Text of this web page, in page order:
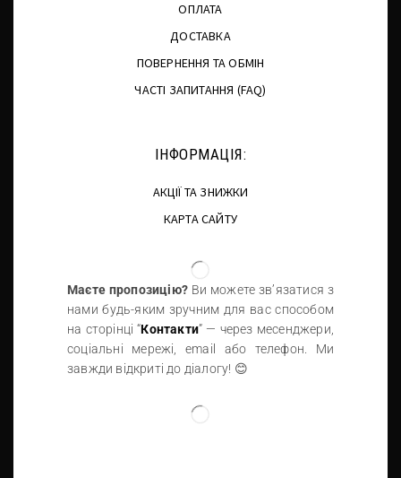
ОПЛАТА
ДОСТАВКА
ПОВЕРНЕННЯ ТА ОБМІН
ЧАСТІ ЗАПИТАННЯ (FAQ)
ІНФОРМАЦІЯ:
АКЦІЇ ТА ЗНИЖКИ
КАРТА САЙТУ
Маєте пропозицію? Ви можете зв’язатися з
нами будь-яким зручним для вас способом
на сторінці “Контакти” — через месенджери,
соціальні мережі, email або телефон. Ми
завжди відкриті до діалогу! 😊